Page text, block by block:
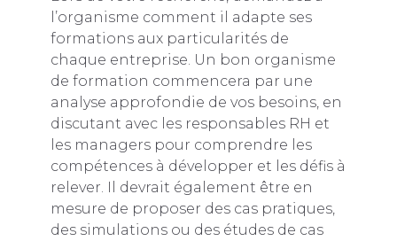
l’organisme comment il adapte ses
formations aux particularités de
chaque entreprise. Un bon organisme
de formation commencera par une
analyse approfondie de vos besoins, en
discutant avec les responsables RH et
les managers pour comprendre les
compétences à développer et les défis à
relever. Il devrait également être en
mesure de proposer des cas pratiques,
des simulations ou des études de cas